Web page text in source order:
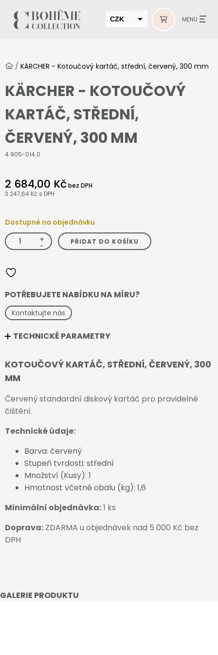
CZK
MUR
MENU
/ KÄRCHER - Kotoučový kartáč, střední, červený, 300 mm
GALERIE PRODUKTU
KÄRCHER - KOTOUČOVÝ
KARTÁČ, STŘEDNÍ,
ČERVENÝ, 300 MM
4.905-014.0
2 684,00 Kčbez DPH
3 247,64 Kč s DPH
Dostupné na objednávku
KÄRCHER
-
Kotoučový
červený,
300
mm
+
- PŘIDAT DO KOŠÍKU
POTŘEBUJETE NABÍDKU NA MÍRU?
Kontaktujte nás
TECHNICKÉ PARAMETRY
KOTOUČOVÝ KARTÁČ, STŘEDNÍ, ČERVENÝ, 300
MM
Červený standardní diskový kartáč pro pravidelné
čištění.
Technické údaje:
Barva: červený
Stupeň tvrdosti: střední
Množství (Kusy): 1
Hmotnost včetně obalu (kg): 1,6
Minimální objednávka:1 ks
Doprava: ZDARMA u objednávek nad 5 000 Kč bez
DPH